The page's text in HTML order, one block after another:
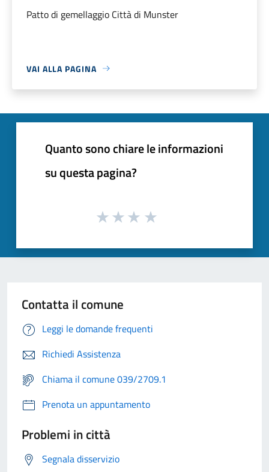
Patto di gemellaggio Città di Munster
VAI ALLA PAGINA
Quanto sono chiare le informazioni
su questa pagina?
Contatta il comune
Leggi le domande frequenti
Richiedi Assistenza
Chiama il comune 039/2709.1
Prenota un appuntamento
Problemi in città
Segnala disservizio